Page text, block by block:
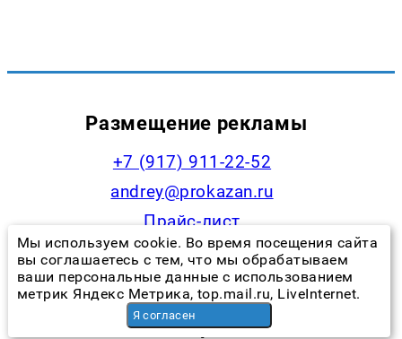
Размещение рекламы
+7 (917) 911-22-52
andrey@prokazan.ru
Прайс-лист
Наши менеджеры
Контакты редакции
Мы используем cookie. Во время посещения сайта
вы соглашаетесь с тем, что мы обрабатываем
ваши персональные данные с использованием
метрик Яндекс Метрика, top.mail.ru, LiveInternet.
Я согласен